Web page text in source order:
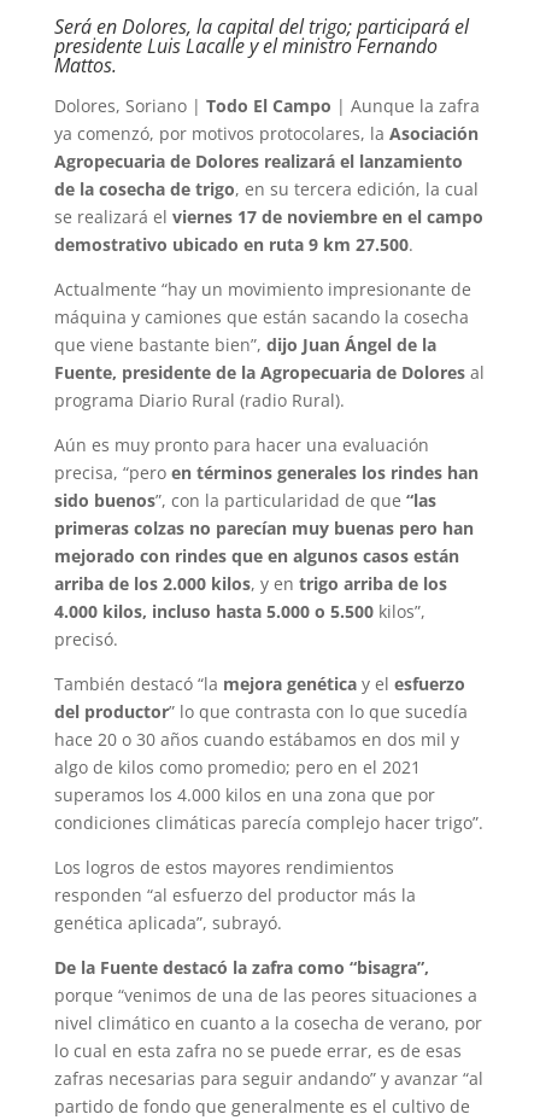
Será en Dolores, la capital del trigo; participará el
presidente Luis Lacalle y el ministro Fernando
Mattos.
Dolores, Soriano | Todo El Campo | Aunque la zafra
ya comenzó, por motivos protocolares, la Asociación
Agropecuaria de Dolores realizará el lanzamiento
de la cosecha de trigo, en su tercera edición, la cual
se realizará el viernes 17 de noviembre en el campo
demostrativo ubicado en ruta 9 km 27.500.
Actualmente “hay un movimiento impresionante de
máquina y camiones que están sacando la cosecha
que viene bastante bien”, dijo Juan Ángel de la
Fuente, presidente de la Agropecuaria de Doloresal
programa Diario Rural (radio Rural).
Aún es muy pronto para hacer una evaluación
precisa, “pero en términos generales los rindes han
sido buenos”, con la particularidad de que “las
primeras colzas no parecían muy buenas pero han
mejorado con rindes que en algunos casos están
arriba de los 2.000 kilos, y en trigo arriba de los
4.000 kilos, incluso hasta 5.000 o 5.500kilos”,
precisó.
También destacó “la mejora genéticay el esfuerzo
del productor” lo que contrasta con lo que sucedía
hace 20 o 30 años cuando estábamos en dos mil y
algo de kilos como promedio; pero en el 2021
superamos los 4.000 kilos en una zona que por
condiciones climáticas parecía complejo hacer trigo”.
Los logros de estos mayores rendimientos
responden “al esfuerzo del productor más la
genética aplicada”, subrayó.
De la Fuente destacó la zafra como “bisagra”,
porque “venimos de una de las peores situaciones a
nivel climático en cuanto a la cosecha de verano, por
lo cual en esta zafra no se puede errar, es de esas
zafras necesarias para seguir andando” y avanzar “al
partido de fondo que generalmente es el cultivo de